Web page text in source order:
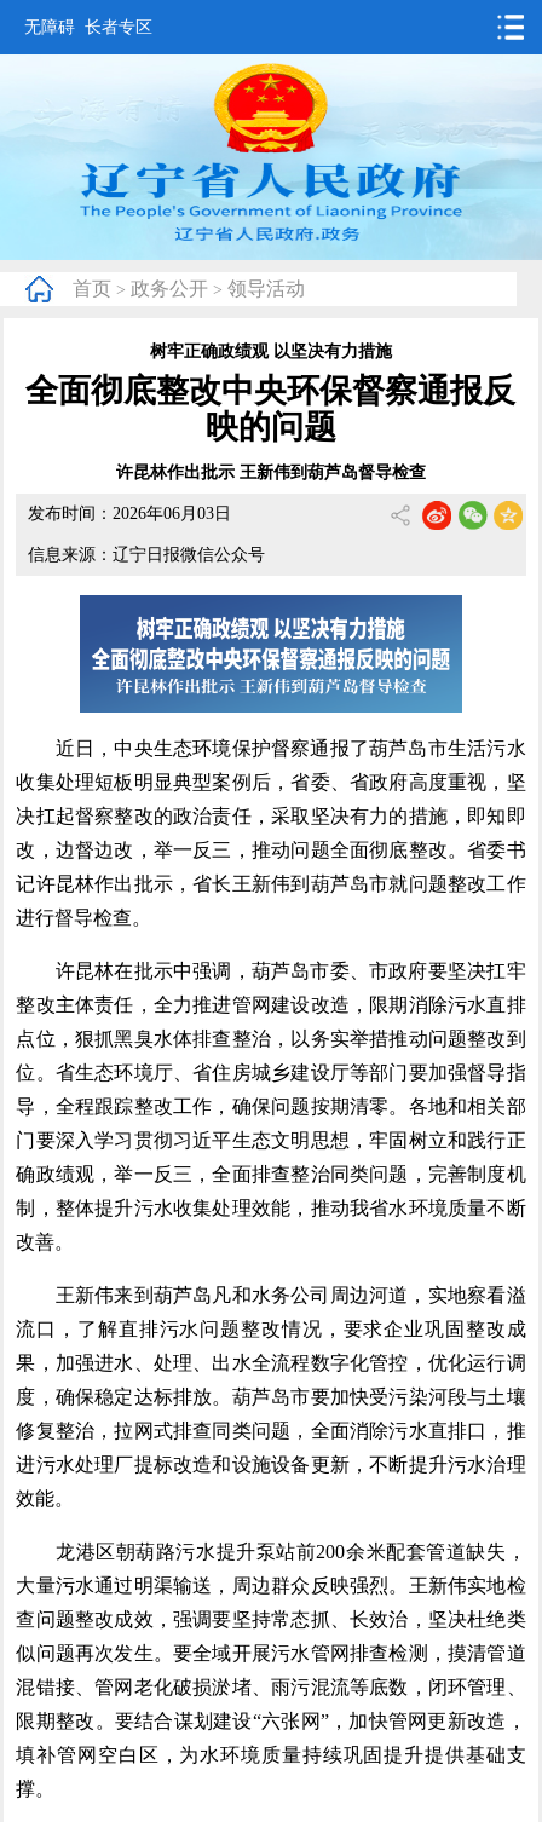
无障碍 长者专区
要闻动态
政务公开
互动交流
省情概况
首页 > 政务公开 > 领导活动
树牢正确政绩观 以坚决有力措施
全面彻底整改中央环保督察通报反
映的问题
许昆林作出批示 王新伟到葫芦岛督导检查
发布时间：2026年06月03日
信息来源：辽宁日报微信公众号
近日，中央生态环境保护督察通报了葫芦岛市生活污水
收集处理短板明显典型案例后，省委、省政府高度重视，坚
决扛起督察整改的政治责任，采取坚决有力的措施，即知即
改，边督边改，举一反三，推动问题全面彻底整改。省委书
记许昆林作出批示，省长王新伟到葫芦岛市就问题整改工作
进行督导检查。
许昆林在批示中强调，葫芦岛市委、市政府要坚决扛牢
整改主体责任，全力推进管网建设改造，限期消除污水直排
点位，狠抓黑臭水体排查整治，以务实举措推动问题整改到
位。省生态环境厅、省住房城乡建设厅等部门要加强督导指
导，全程跟踪整改工作，确保问题按期清零。各地和相关部
门要深入学习贯彻习近平生态文明思想，牢固树立和践行正
确政绩观，举一反三，全面排查整治同类问题，完善制度机
制，整体提升污水收集处理效能，推动我省水环境质量不断
改善。
王新伟来到葫芦岛凡和水务公司周边河道，实地察看溢
流口，了解直排污水问题整改情况，要求企业巩固整改成
果，加强进水、处理、出水全流程数字化管控，优化运行调
度，确保稳定达标排放。葫芦岛市要加快受污染河段与土壤
修复整治，拉网式排查同类问题，全面消除污水直排口，推
进污水处理厂提标改造和设施设备更新，不断提升污水治理
效能。
龙港区朝葫路污水提升泵站前200余米配套管道缺失，
大量污水通过明渠输送，周边群众反映强烈。王新伟实地检
查问题整改成效，强调要坚持常态抓、长效治，坚决杜绝类
似问题再次发生。要全域开展污水管网排查检测，摸清管道
混错接、管网老化破损淤堵、雨污混流等底数，闭环管理、
限期整改。要结合谋划建设“六张网”，加快管网更新改造，
填补管网空白区，为水环境质量持续巩固提升提供基础支
撑。